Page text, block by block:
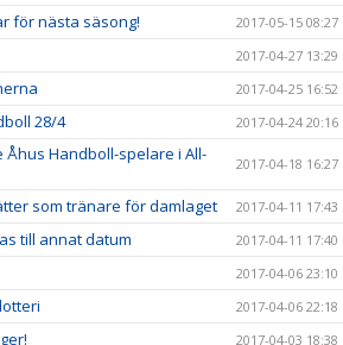
för nästa säsong! 2017-05-15 08:27
2017-04-27 13:29
2017-04-25 16:52
28/4 2017-04-24 20:16
Handboll-spelare i All-
2017-04-18 16:27
som tränare för damlaget 2017-04-11 17:43
till annat datum 2017-04-11 17:40
2017-04-06 23:10
2017-04-06 22:18
2017-04-03 18:38